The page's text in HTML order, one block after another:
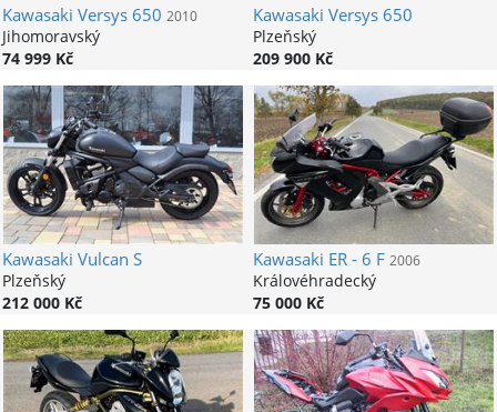
Kawasaki Versys 650 2010
Jihomoravský
74 999 Kč
Kawasaki Versys 650
Plzeňský
209 900 Kč
Kawasaki Vulcan S
Plzeňský
212 000 Kč
Kawasaki ER - 6 F 2006
Královéhradecký
75 000 Kč